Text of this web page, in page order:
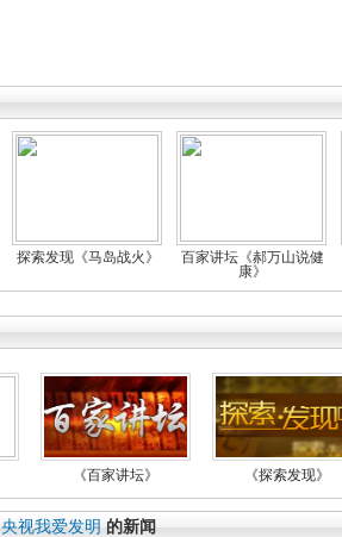
探索发现《马岛战火》
百家讲坛《郝万山说健
康》
《百家讲坛》 《探索发现》
央视我爱发明 的新闻